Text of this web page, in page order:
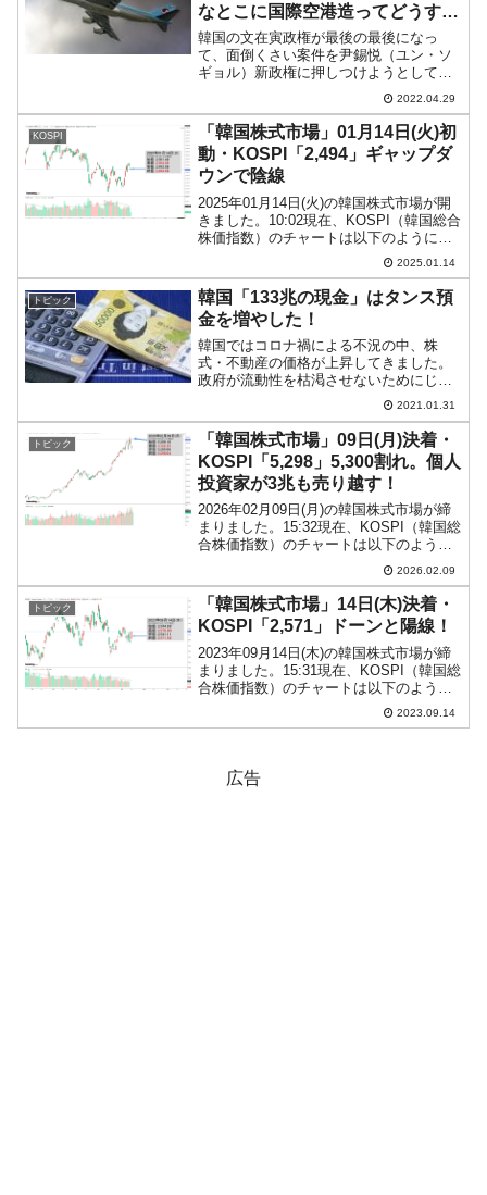
なとこに国際空港造ってどうすん
だ
韓国の文在寅政権が最後の最後になっ
て、面倒くさい案件を尹錫悦（ユン・ソ
ギョル）新政権に押しつけようとしてい
ます。加徳島に新国際空港を造るという
件です。知らない方は「なにそれ」と思
われるかもしれませんが、これがまたロ
クでもない話ですのでどうか...
2022.04.29
KOSPI
「韓国株式市場」01月14日(火)初
動・KOSPI「2,494」ギャップダ
ウンで陰線
2025年01月14日(火)の韓国株式市場が開
きました。10:02現在、KOSPI（韓国総合
株価指数）のチャートは以下のようにな
『Investing.com』より引用）。ギャップ
ダウンして始まり、現在のところ陰線で
す。...
2025.01.14
トピック
韓国「133兆の現金」はタンス預
金を増やした！
韓国ではコロナ禍による不況の中、株
式・不動産の価格が上昇してきました。
政府が流動性を枯渇させないためにじゃ
ぶじゃぶお金を提供する方針を取ってい
ますが、このお金が消費、企業の投資に
回らず、株式・不動産に回ったからで
す。また、韓国の家計では現金...
2021.01.31
トピック
「韓国株式市場」09日(月)決着・
KOSPI「5,298」5,300割れ。個人
投資家が3兆も売り越す！
2026年02月09日(月)の韓国株式市場が締
まりました。15:32現在、KOSPI（韓国総
合株価指数）のチャートは以下のように
『Investing.com』より引用）。ローソク
足の実態部分がほとんどなくなってしま
い...
2026.02.09
トピック
「韓国株式市場」14日(木)決着・
KOSPI「2,571」ドーンと陽線！
2023年09月14日(木)の韓国株式市場が締
まりました。15:31現在、KOSPI（韓国総
合株価指数）のチャートは以下のように
『Investing.com』より引用）。ドーンと
2023.09.14
広告